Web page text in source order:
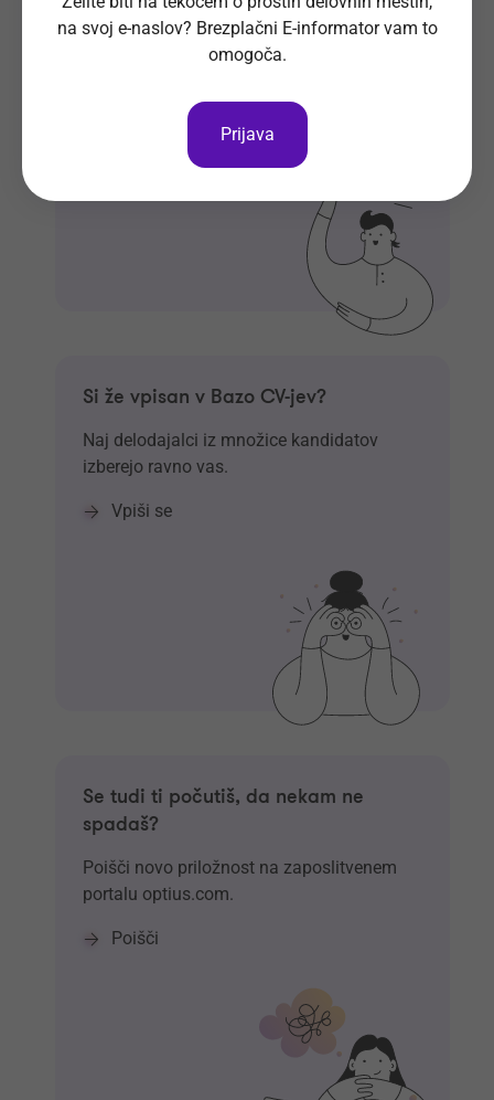
tvoj e-naslov
Prijavi se na E-informator.
Si že vpisan v Bazo CV-jev?
Naj delodajalci iz množice kandidatov
izberejo ravno vas.
Vpiši se
Se tudi ti počutiš, da nekam ne
spadaš?
Poišči novo priložnost na zaposlitvenem
portalu optius.com.
Poišči
na svoj e-naslov? Brezplačni E-informator vam to
omogoča.
Prijava